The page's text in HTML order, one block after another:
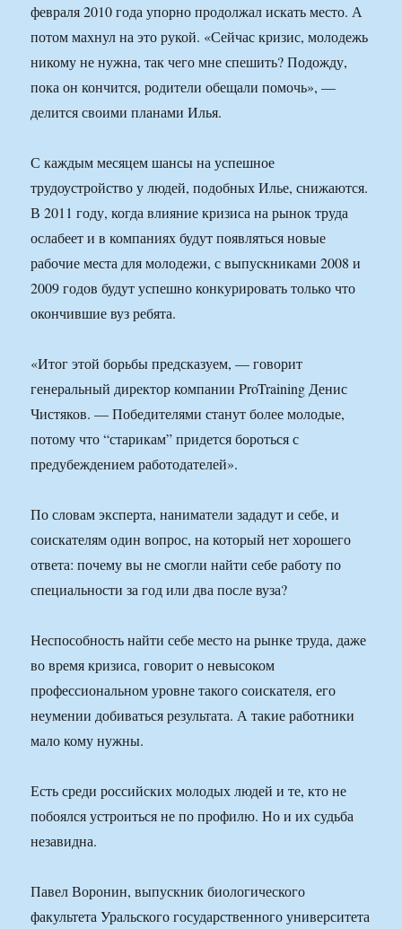
февраля 2010 года упорно продолжал искать место. А
потом махнул на это рукой. «Сейчас кризис, молодежь
никому не нужна, так чего мне спешить? Подожду,
пока он кончится, родители обещали помочь», —
делится своими планами Илья.
С каждым месяцем шансы на успешное
трудоустройство у людей, подобных Илье, снижаются.
В 2011 году, когда влияние кризиса на рынок труда
ослабеет и в компаниях будут появляться новые
рабочие места для молодежи, с выпускниками 2008 и
2009 годов будут успешно конкурировать только что
окончившие вуз ребята.
«Итог этой борьбы предсказуем, — говорит
генеральный директор компании ProTraining Денис
Чистяков. — Победителями станут более молодые,
потому что “старикам” придется бороться с
предубеждением работодателей».
По словам эксперта, наниматели зададут и себе, и
соискателям один вопрос, на который нет хорошего
ответа: почему вы не смогли найти себе работу по
специальности за год или два после вуза?
Неспособность найти себе место на рынке труда, даже
во время кризиса, говорит о невысоком
профессиональном уровне такого соискателя, его
неумении добиваться результата. А такие работники
мало кому нужны.
Есть среди российских молодых людей и те, кто не
побоялся устроиться не по профилю. Но и их судьба
незавидна.
Павел Воронин, выпускник биологического
факультета Уральского государственного университета